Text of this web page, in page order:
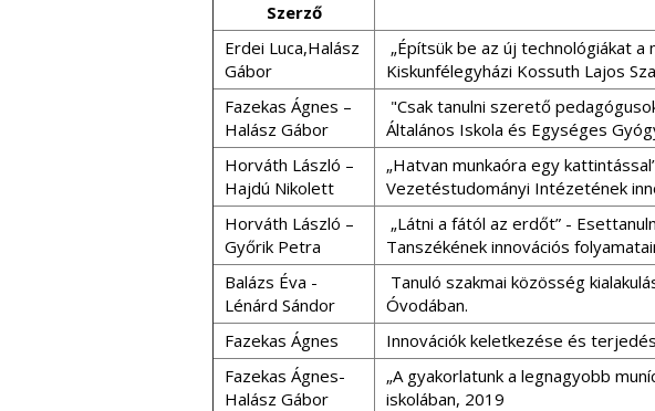
Szerző
Erdei Luca,Halász
Gábor
„Építsük be az új technológiákat a
Kiskunfélegyházi Kossuth Lajos
Fazekas Ágnes –
Halász Gábor
"Csak tanulni szerető
Általános Iskola és Egységes
Horváth László –
Hajdú Nikolett
„Hatvan munkaóra egy
Vezetéstudományi Intézetének
Horváth László –
Győrik Petra
„Látni a fától az erdőt” -
Tanszékének innovációs
Balázs Éva -
Lénárd Sándor
Tanuló szakmai közösség
Óvodában.
Fazekas Ágnes Innovációk keletkezése és
Fazekas Ágnes-
Halász Gábor
„A gyakorlatunk a legnagyobb
iskolában, 2019